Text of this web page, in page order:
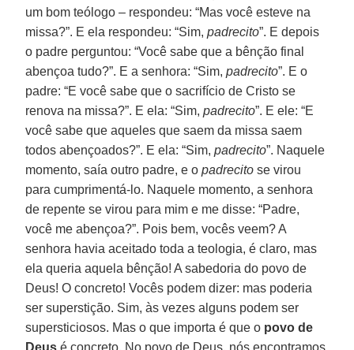
um bom teólogo – respondeu: “Mas você esteve na
missa?”. E ela respondeu: “Sim,padrecito”. E depois
o padre perguntou: “Você sabe que a bênção final
abençoa tudo?”. E a senhora: “Sim,padrecito”. E o
padre: “E você sabe que o sacrifício de Cristo se
renova na missa?”. E ela: “Sim,padrecito”. E ele: “E
você sabe que aqueles que saem da missa saem
todos abençoados?”. E ela: “Sim,padrecito”. Naquele
momento, saía outro padre, e opadrecito se virou
para cumprimentá-lo. Naquele momento, a senhora
de repente se virou para mim e me disse: “Padre,
você me abençoa?”. Pois bem, vocês veem? A
senhora havia aceitado toda a teologia, é claro, mas
ela queria aquela bênção! A sabedoria do povo de
Deus! O concreto! Vocês podem dizer: mas poderia
ser superstição. Sim, às vezes alguns podem ser
supersticiosos. Mas o que importa é que o povo de
Deus é concreto. No povo de Deus, nós encontramos